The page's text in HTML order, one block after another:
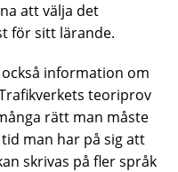
att välja det
för sitt lärande.
information om
teoriprov
rätt man måste
man har på sig att
skrivas på fler språk